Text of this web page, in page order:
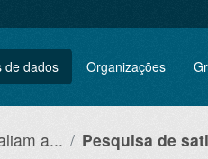
de dados Organizações
a... Pesquisa de